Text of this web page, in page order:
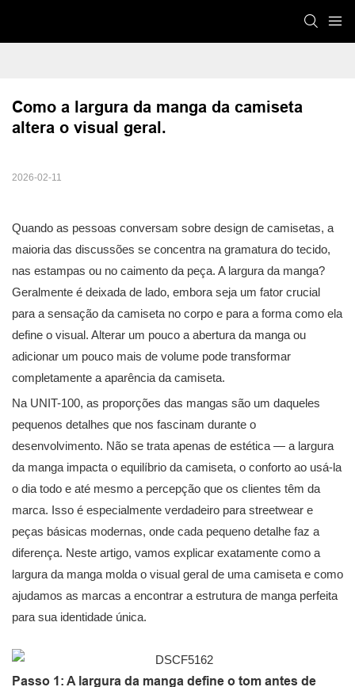
Como a largura da manga da camiseta
altera o visual geral.
2026-02-11
Quando as pessoas conversam sobre design de camisetas, a
maioria das discussões se concentra na gramatura do tecido,
nas estampas ou no caimento da peça. A largura da manga?
Geralmente é deixada de lado, embora seja um fator crucial
para a sensação da camiseta no corpo e para a forma como ela
define o visual. Alterar um pouco a abertura da manga ou
adicionar um pouco mais de volume pode transformar
completamente a aparência da camiseta.
Na UNIT-100, as proporções das mangas são um daqueles
pequenos detalhes que nos fascinam durante o
desenvolvimento. Não se trata apenas de estética — a largura
da manga impacta o equilíbrio da camiseta, o conforto ao usá-la
o dia todo e até mesmo a percepção que os clientes têm da
marca. Isso é especialmente verdadeiro para streetwear e
peças básicas modernas, onde cada pequeno detalhe faz a
diferença. Neste artigo, vamos explicar exatamente como a
largura da manga molda o visual geral de uma camiseta e como
ajudamos as marcas a encontrar a estrutura de manga perfeita
para sua identidade única.
Passo 1: A largura da manga define o tom antes de